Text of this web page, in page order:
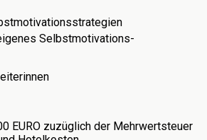
Selbstmotivations-
EURO zuzüglich der Mehrwertsteuer